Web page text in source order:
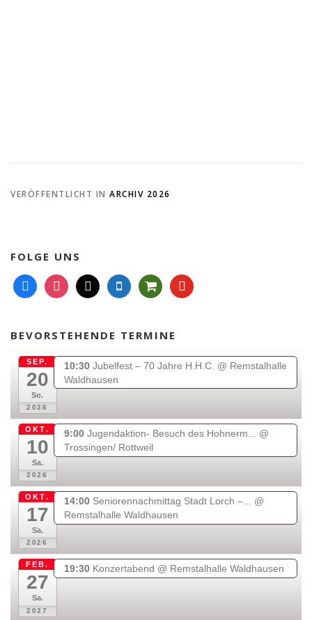
VERÖFFENTLICHT IN ARCHIV 2026
FOLGE UNS
f
a
e
o
i
n
t
g
r
m
m
a
l
m
o
e
s
h
p
c
r
y
o
t
b
BEVORSTEHENDE TERMINE
SEP.
20
So.
2026
10:30 Jubelfest – 70 Jahre H.H.C. @ Remstalhalle
Waldhausen
OKT.
10
Sa.
2026
9:00 Jugendaktion- Besuch des Hohnerm... @
Trossingen/ Rottweil
OKT.
17
Sa.
2026
14:00 Seniorennachmittag Stadt Lorch –... @
Remstalhalle Waldhausen
FEB.
27
Sa.
2027
19:30 Konzertabend @ Remstalhalle Waldhausen